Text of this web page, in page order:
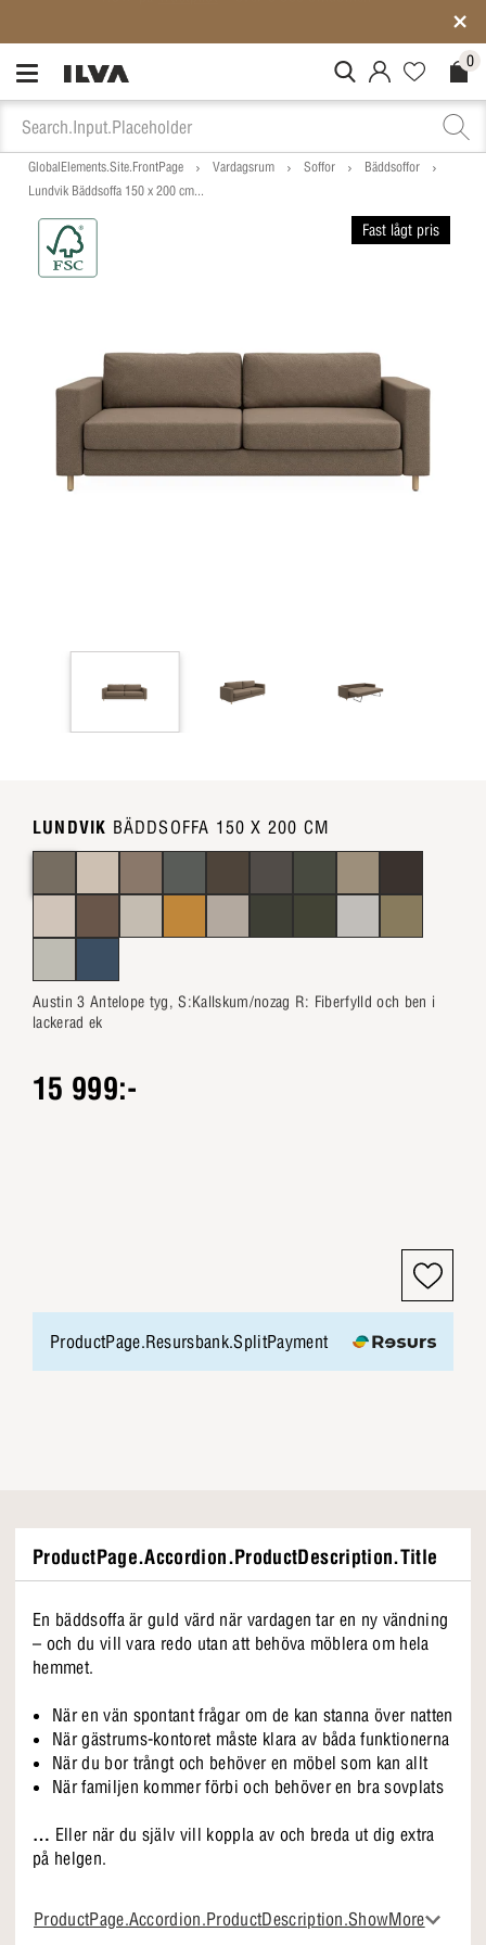
MitIlva.Login 0
GlobalElements.Site.FrontPage Vardagsrum Soffor
Bäddsoffor
Lundvik Bäddsoffa 150 x 200 cm...
Fast lågt pris
LUNDVIK BÄDDSOFFA 150 X 200 CM
Austin 3 Antelope tyg, S:Kallskum/nozag R: Fiberfylld och ben i
lackerad ek
15 999:-
ProductPage.Resursbank.SplitPayment
ProductPage.Accordion.ProductDescription.Title
En bäddsoffa är guld värd när vardagen tar en ny vändning
– och du vill vara redo utan att behöva möblera om hela
hemmet.
När en vän spontant frågar om de kan stanna över natten
När gästrums-kontoret måste klara av båda funktionerna
När du bor trångt och behöver en möbel som kan allt
När familjen kommer förbi och behöver en bra sovplats
… Eller när du själv vill koppla av och breda ut dig extra
på helgen.
Du kan gå från soffa till säng på några sekunder. Inga
ProductPage.Accordion.ProductDescription.ShowMore